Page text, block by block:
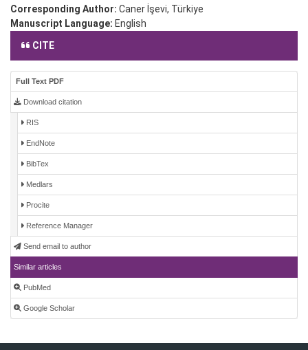
Corresponding Author: Caner İşevi, Türkiye
Manuscript Language: English
CITE
Full Text PDF
Download citation
RIS
EndNote
BibTex
Medlars
Procite
Reference Manager
Send email to author
Similar articles
PubMed
Google Scholar